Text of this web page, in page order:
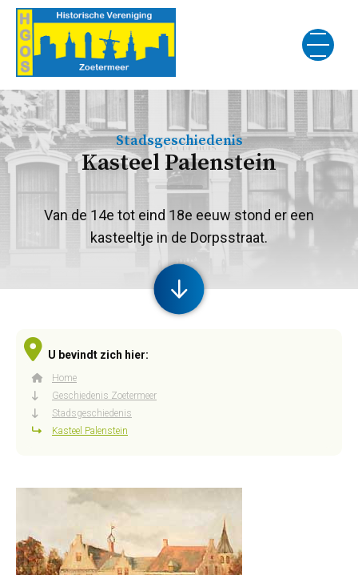
Stadsgeschiedenis
Kasteel Palenstein
Van de 14e tot eind 18e eeuw stond er een
kasteeltje in de Dorpsstraat.
U bevindt zich hier:
Home
Geschiedenis Zoetermeer
Stadsgeschiedenis
Kasteel Palenstein